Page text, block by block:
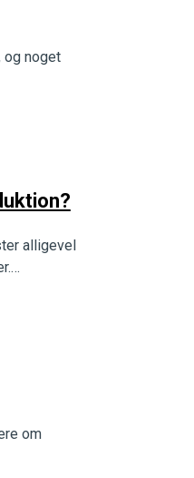
og noget
alligevel
om